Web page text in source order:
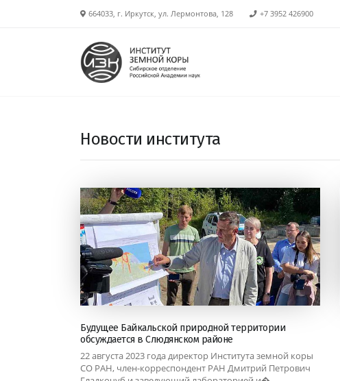
664033, г. Иркутск, ул. Лермонтова, 128 +7 3952 426900
Новости института
Будущее Байкальской природной территории
обсуждается в Слюдянском районе
22 августа 2023 года директор Института земной коры
СО РАН, член-корреспондент РАН Дмитрий Петрович